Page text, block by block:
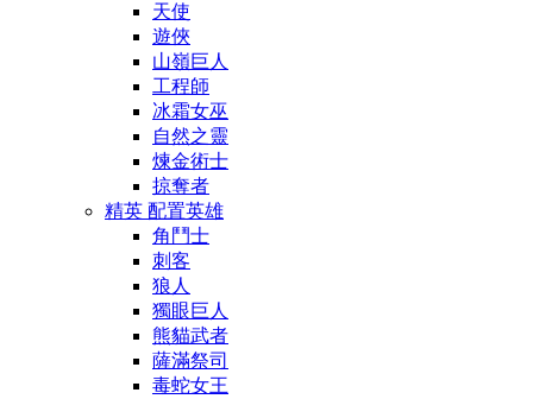
天使
遊俠
山嶺巨人
工程師
冰霜女巫
自然之靈
煉金術士
掠奪者
精英 配置英雄
角鬥士
刺客
狼人
獨眼巨人
熊貓武者
薩滿祭司
毒蛇女王